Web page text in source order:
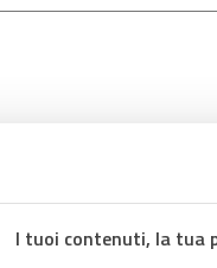
I tuoi contenuti, la tua